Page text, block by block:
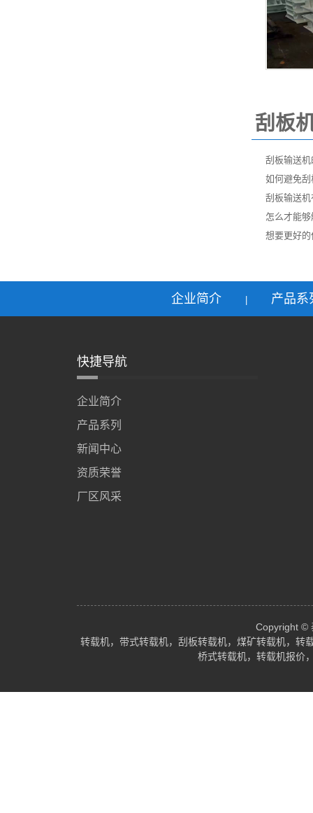
刮板
刮板输送
如何避免
刮板输送
怎么才能
想要更好
企业简介 产品系
快捷导航
企业简介
产品系列
新闻中心
资质荣誉
厂区风采
Copyright ©
转载机，带式转载机，刮板转载机，煤矿转载机，转
桥式转载机，转载机报价